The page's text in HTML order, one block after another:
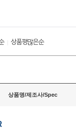
| 상품평많은순
상품명/제조사/Spec